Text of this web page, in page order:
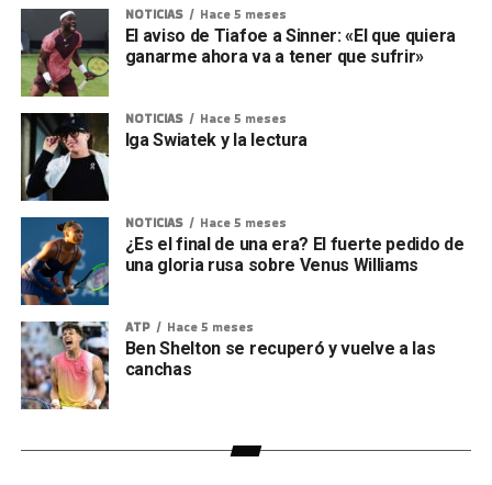
NOTICIAS Hace 5 meses
El aviso de Tiafoe a Sinner: «El que quiera
ganarme ahora va a tener que sufrir»
NOTICIAS Hace 5 meses
Iga Swiatek y la lectura
NOTICIAS Hace 5 meses
¿Es el final de una era? El fuerte pedido de
una gloria rusa sobre Venus Williams
ATP Hace 5 meses
Ben Shelton se recuperó y vuelve a las
canchas